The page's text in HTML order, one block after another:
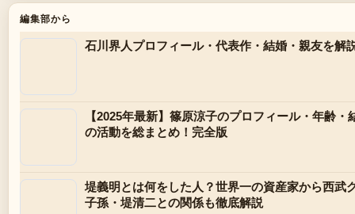
編集部から
石川界人プロフィール・代表作・結婚・親友を解
【2025年最新】篠原涼子のプロフィール・年齢
の活動を総まとめ！完全版
堤義明とは何をした人？世界一の資産家から西武
子孫・堤清二との関係も徹底解説